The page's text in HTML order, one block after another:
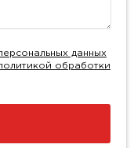
данных
обработки